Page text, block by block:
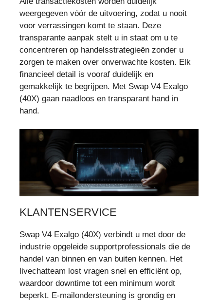
weergegeven vóór de uitvoering, zodat u nooit
voor verrassingen komt te staan. Deze
transparante aanpak stelt u in staat om u te
concentreren op handelsstrategieën zonder u
zorgen te maken over onverwachte kosten. Elk
financieel detail is vooraf duidelijk en
gemakkelijk te begrijpen. Met Swap V4 Exalgo
(40X) gaan naadloos en transparant hand in
hand.
KLANTENSERVICE
Swap V4 Exalgo (40X) verbindt u met door de
industrie opgeleide supportprofessionals die de
handel van binnen en van buiten kennen. Het
livechatteam lost vragen snel en efficiënt op,
waardoor downtime tot een minimum wordt
beperkt. E-mailondersteuning is grondig en